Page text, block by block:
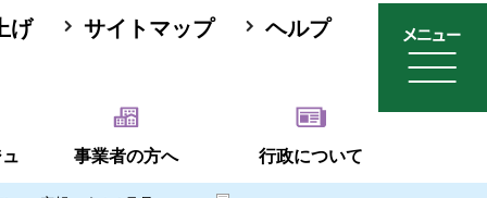
げ サイトマップ ヘルプ
事業者の方へ 行政について